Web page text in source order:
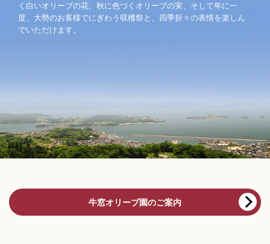
く白いオリーブの花、秋に色づくオリーブの実、そして年に一
度、大勢のお客様でにぎわう収穫祭と、四季折々の表情を楽しん
でいただけます。
牛窓オリーブ園のご案内